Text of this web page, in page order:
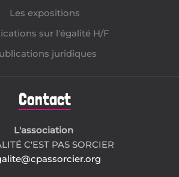
Les expositions
sur l'égalité H/F
juridiques
Contact
L'association
C'EST PAS SORCIER